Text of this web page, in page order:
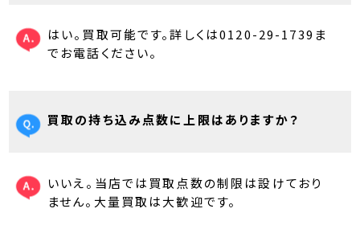
はい。買取可能です。詳しくは0120-29-1739ま
でお電話ください。
買取の持ち込み点数に上限はありますか？
いいえ。当店では買取点数の制限は設けており
ません。大量買取は大歓迎です。